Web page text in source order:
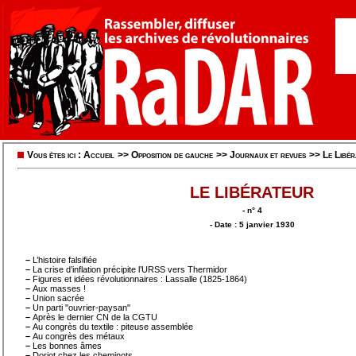
Vous êtes ici : Accueil >> Opposition de gauche >> Journaux et revues >> Le
LE LIBÉRATEUR
- n° 4
- Date : 5 janvier 1930
– L’histoire falsifiée
– La crise d’inflation précipite l’URSS vers Thermidor
– Figures et idées révolutionnaires : Lassalle (1825-1864)
– Aux masses !
– Union sacrée
– Un parti "ouvrier-paysan"
– Après le dernier CN de la CGTU
– Au congrès du textile : piteuse assemblée
– Au congrès des métaux
– Les bonnes âmes